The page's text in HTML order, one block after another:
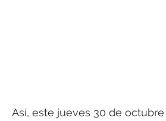
Así, este jueves 30 de octubre